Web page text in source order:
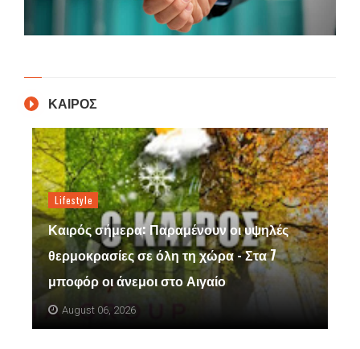
ΚΑΙΡΟΣ
Lifestyle
Καιρός σήμερα: Παραμένουν οι υψηλές
θερμοκρασίες σε όλη τη χώρα - Στα 7
μποφόρ οι άνεμοι στο Αιγαίο
August 06, 2026